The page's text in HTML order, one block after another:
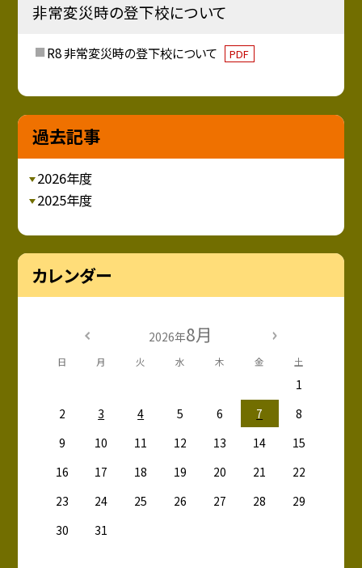
非常変災時の登下校について
R8 非常変災時の登下校について PDF
過去記事
2026年度
2025年度
カレンダー
2026年8月
日 月 火 水 木 金 土
1
2
3 4 5 6 7
8
9
10 11 12 13 14
15
16
17 18 19 20 21
22
23
24 25 26 27 28
29
30
31